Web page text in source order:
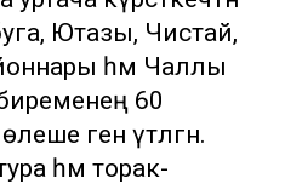
Ютазы, Чистай,
һәм Чаллы
биременең 60
генә үтәлгән.
һәм торак-